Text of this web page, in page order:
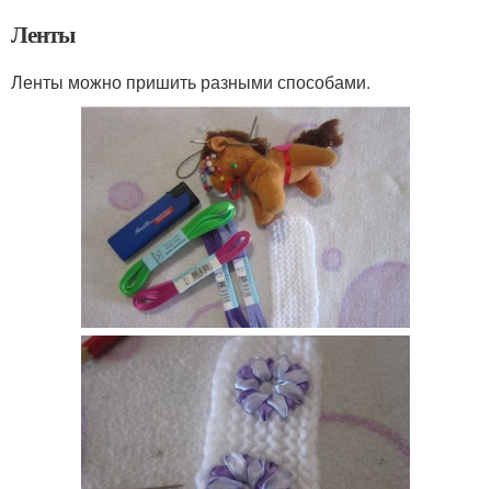
Ленты
Ленты можно пришить разными способами.